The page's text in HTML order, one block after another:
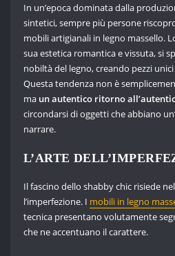
In un’epoca dominata dalla
sintetici, sempre più persone
mobili artigianali in legno massello.
sua estetica romantica e vissuta, si
nobiltà del legno, creando pezzi
Questa tendenza non è
ma un autentico ritorno
circondarsi di oggetti che abbiano
narrare.
L’ARTE
Il fascino dello shabby chic risiede
l’imperfezione. I mobili in legno
tecnica presentano volutamente
che ne accentuano il carattere.